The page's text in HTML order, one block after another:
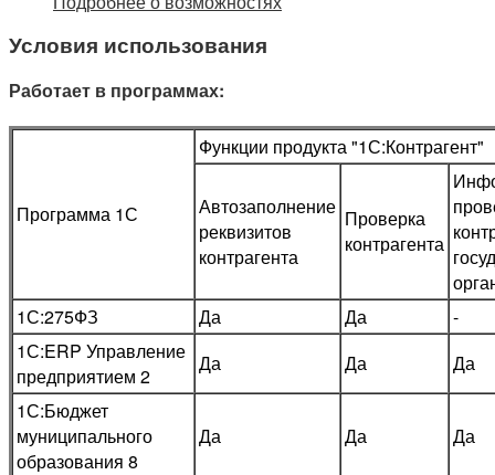
Условия использования
Работает в программах:
Программа 1С
Функции продукта "1С:Контрагент"
Автозаполнение
реквизитов
контрагента
Проверка
контрагента
1С:275ФЗ
Да Да
-
1С:ERP Управление
предприятием 2
Да Да
Да
1С:Бюджет
муниципального
образования 8
Да Да Да